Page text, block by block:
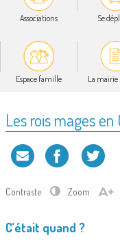
Associations Se
Espace famille La
Les rois mages
Contraste Zoom
C’était quand ?